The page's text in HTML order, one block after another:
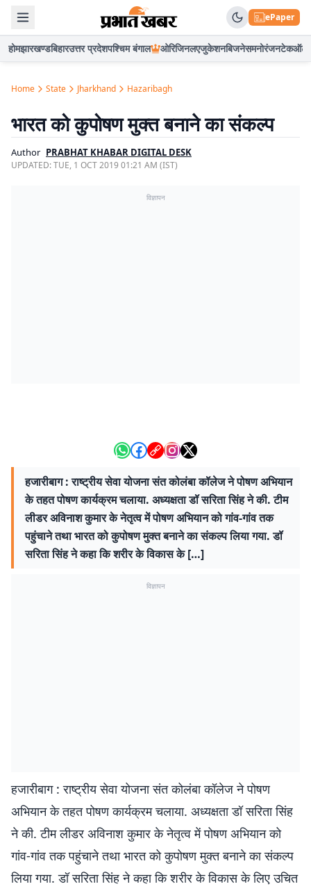
ePaper
होमझारखण्डबिहारउत्तर प्रदेशपश्चिम बंगाल ओरिजिनलएजुकेशनबिजनेसमनोरंजनटेकऑटो
Home State Jharkhand Hazaribagh
भारत को कुपोषण मुक्त बनाने का संकल्प
Author PRABHAT KHABAR DIGITAL DESK
UPDATED:TUE, 1 OCT 2019 01:21 AM (IST)
विज्ञापन
हजारीबाग : राष्ट्रीय सेवा योजना संत कोलंबा कॉलेज ने पोषण अभियान
के तहत पोषण कार्यक्रम चलाया. अध्यक्षता डॉ सरिता सिंह ने की. टीम
लीडर अविनाश कुमार के नेतृत्व में पोषण अभियान को गांव-गांव तक
पहुंचाने तथा भारत को कुपोषण मुक्त बनाने का संकल्प लिया गया. डॉ
सरिता सिंह ने कहा कि शरीर के विकास के […]
विज्ञापन
हजारीबाग : राष्ट्रीय सेवा योजना संत कोलंबा कॉलेज ने पोषण
अभियान के तहत पोषण कार्यक्रम चलाया. अध्यक्षता डॉ सरिता सिंह
ने की. टीम लीडर अविनाश कुमार के नेतृत्व में पोषण अभियान को
गांव-गांव तक पहुंचाने तथा भारत को कुपोषण मुक्त बनाने का संकल्प
लिया गया. डॉ सरिता सिंह ने कहा कि शरीर के विकास के लिए उचित